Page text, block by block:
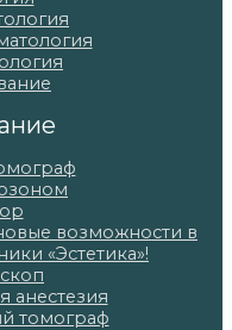
возможности в
«Эстетика»!
анестезия
томограф